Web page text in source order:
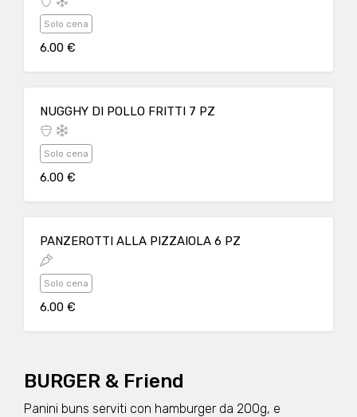
Solo cena
6.00 €
NUGGHY DI POLLO FRITTI 7 PZ
Solo cena
6.00 €
PANZEROTTI ALLA PIZZAIOLA 6 PZ
Solo cena
6.00 €
BURGER & Friend
Panini buns serviti con hamburger da 200g, e